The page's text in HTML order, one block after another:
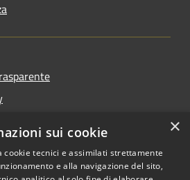
×
sui cookie
cookie tecnici e assimilati strettamente
e alla navigazione del sito,